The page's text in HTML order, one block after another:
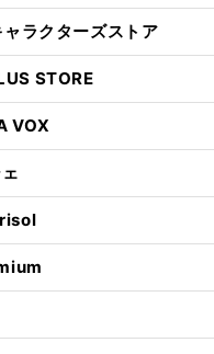
ラクターズストア
STORE
VOX